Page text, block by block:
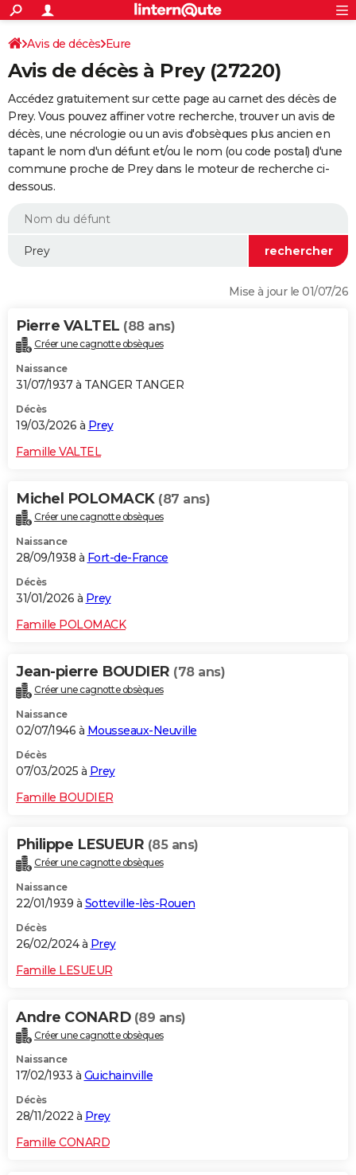
ACTUALITÉS
Politique
Société
Faits Divers
Education
Monde
Villes
+
SPORT
Coupe du monde 2026
Football
Tennis
Cyclisme
Rugby
Forum
Programme TV
TNT
Streaming
Cinéma
Sorties cinéma
Musique
+
FINANCE
Retraite
Epargne
Immobilier
Risques naturels par ville
Assurance
AUTO
Essais
Réserver un essai
Citadines
Berlines
SUV
Forum auto
+
HIGH-TECH
BRICOLAGE
WEEK-END
Alimentation
Guide de la santé
Maladies
Médicaments
Sommeil
VOYAGE
Destinations
City break
Voyage nature
Voyage de noces
Forum
Climat
+PHOTO
GUIDES D'ACHAT
Carte de Noël
Carte Bonne année
Carte Saint-Valentin
Carte Pâques
Carte d'anniversaire
DICTIONNAIRE
Dictionnaire
Biographies
Citations
Expressions
Proverbes
PROGRAMME TV
S'inscrire
Se connecter
Lycées
Collèges
Primaires
Universités
Entreprises
Service militaire
Avis de recherche
AVIS DE DÉCÈS
FORUM
Avis de décès Eure
Avis de décès à Prey (27220)
Accédez gratuitement sur cette page au carnet des décès de
Prey. Vous pouvez affiner votre recherche, trouver un avis de
décès, une nécrologie ou un avis d'obsèques plus ancien en
tapant le nom d'un défunt et/ou le nom (ou code postal) d'une
commune proche de Prey dans le moteur de recherche ci-
dessous.
Mise à jour le 01/07/26
Pierre VALTEL (88 ans)
Créer une cagnotte obsèques
Naissance
31/07/1937 à TANGER TANGER
Décès
19/03/2026 à Prey
Famille VALTEL
Michel POLOMACK (87 ans)
Créer une cagnotte obsèques
Naissance
28/09/1938 à Fort-de-France
Décès
31/01/2026 à Prey
Famille POLOMACK
Jean-pierre BOUDIER (78 ans)
Créer une cagnotte obsèques
Naissance
02/07/1946 à Mousseaux-Neuville
Décès
07/03/2025 à Prey
Famille BOUDIER
Philippe LESUEUR (85 ans)
Créer une cagnotte obsèques
Naissance
22/01/1939 à Sotteville-lès-Rouen
Décès
26/02/2024 à Prey
Famille LESUEUR
Andre CONARD (89 ans)
Créer une cagnotte obsèques
Naissance
17/02/1933 à Guichainville
Décès
28/11/2022 à Prey
Famille CONARD